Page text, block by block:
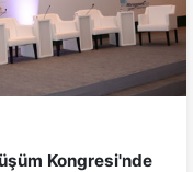
Kongresi'nde